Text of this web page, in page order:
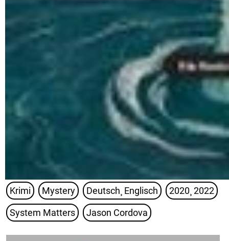
Krimi Mystery Deutsch¸ Englisch 2020¸ 2022
System Matters Jason Cordova